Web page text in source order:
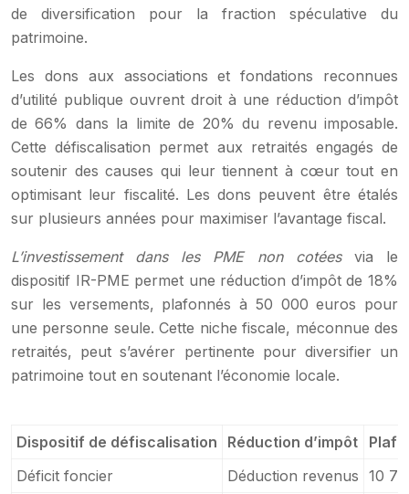
de diversification pour la fraction spéculative du
patrimoine.
Les dons aux associations et fondations reconnues
d’utilité publique ouvrent droit à une réduction d’impôt
de 66% dans la limite de 20% du revenu imposable.
Cette défiscalisation permet aux retraités engagés de
soutenir des causes qui leur tiennent à cœur tout en
optimisant leur fiscalité. Les dons peuvent être étalés
sur plusieurs années pour maximiser l’avantage fiscal.
L’investissement dans les PME non cotéesvia le
dispositif IR-PME permet une réduction d’impôt de 18%
sur les versements, plafonnés à 50 000 euros pour
une personne seule. Cette niche fiscale, méconnue des
retraités, peut s’avérer pertinente pour diversifier un
patrimoine tout en soutenant l’économie locale.
Dispositif de défiscalisation Réduction d’impôt
Déficit foncier
Déduction revenus 10